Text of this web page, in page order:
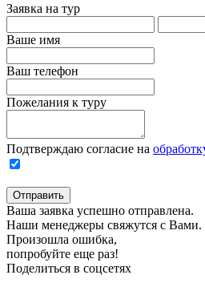
Заявка на тур
Ваше имя
Ваш телефон
Пожелания к туру
Подтверждаю согласие на
Отправить
Ваша заявка успешно отправлена.
Наши менеджеры свяжутся с Вами.
Произошла ошибка,
попробуйте еще раз!
Поделиться в соцсетях